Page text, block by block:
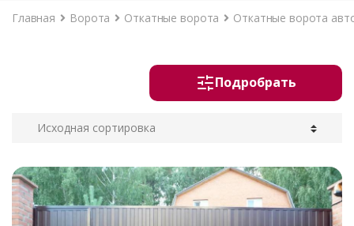
Главная Ворота Откатные ворота Откатные ворота
Подробрать